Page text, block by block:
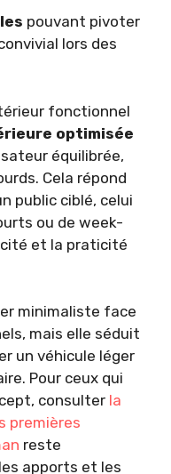
pouvant pivoter
lors des
fonctionnel
optimisée
équilibrée,
Cela répond
public ciblé, celui
ou de week-
et la praticité
minimaliste face
mais elle séduit
un véhicule léger
Pour ceux qui
consulter la
premières
reste
apports et les